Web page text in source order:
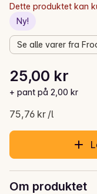
Dette produktet kan
Ny!
Se alle varer fra
Gjeldende pris er:
25,00 kr
+ pant på 2,00 kr
75,76 kr /l
Stykkpris: 75,76 kr /l
Om produktet